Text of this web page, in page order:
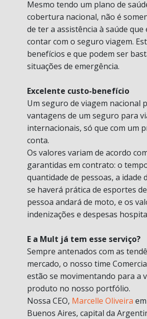
Mesmo tendo um plano de
cobertura nacional, não é
de ter a assistência à saúde
contar com o seguro viagem.
benefícios e que podem ser
situações de emergência.
Excelente custo-benefício
Um seguro de viagem nacional
vantagens de um seguro para
internacionais, só que com um
conta.
Os valores variam de acordo
garantidas em contrato: o
quantidade de pessoas, a idade
se haverá prática de esportes
pessoa andará de moto, e os
indenizações e despesas
E a Mult já tem esse serviço?
Sempre antenados com as
mercado, o nosso time
estão se movimentando para a
produto no nosso portfólio.
Nossa CEO, Marcelle Oliveira
Buenos Aires, capital da